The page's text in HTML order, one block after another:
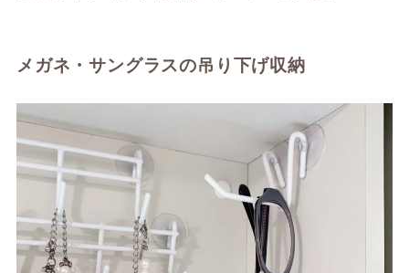
メガネ・サングラスの吊り下げ収納